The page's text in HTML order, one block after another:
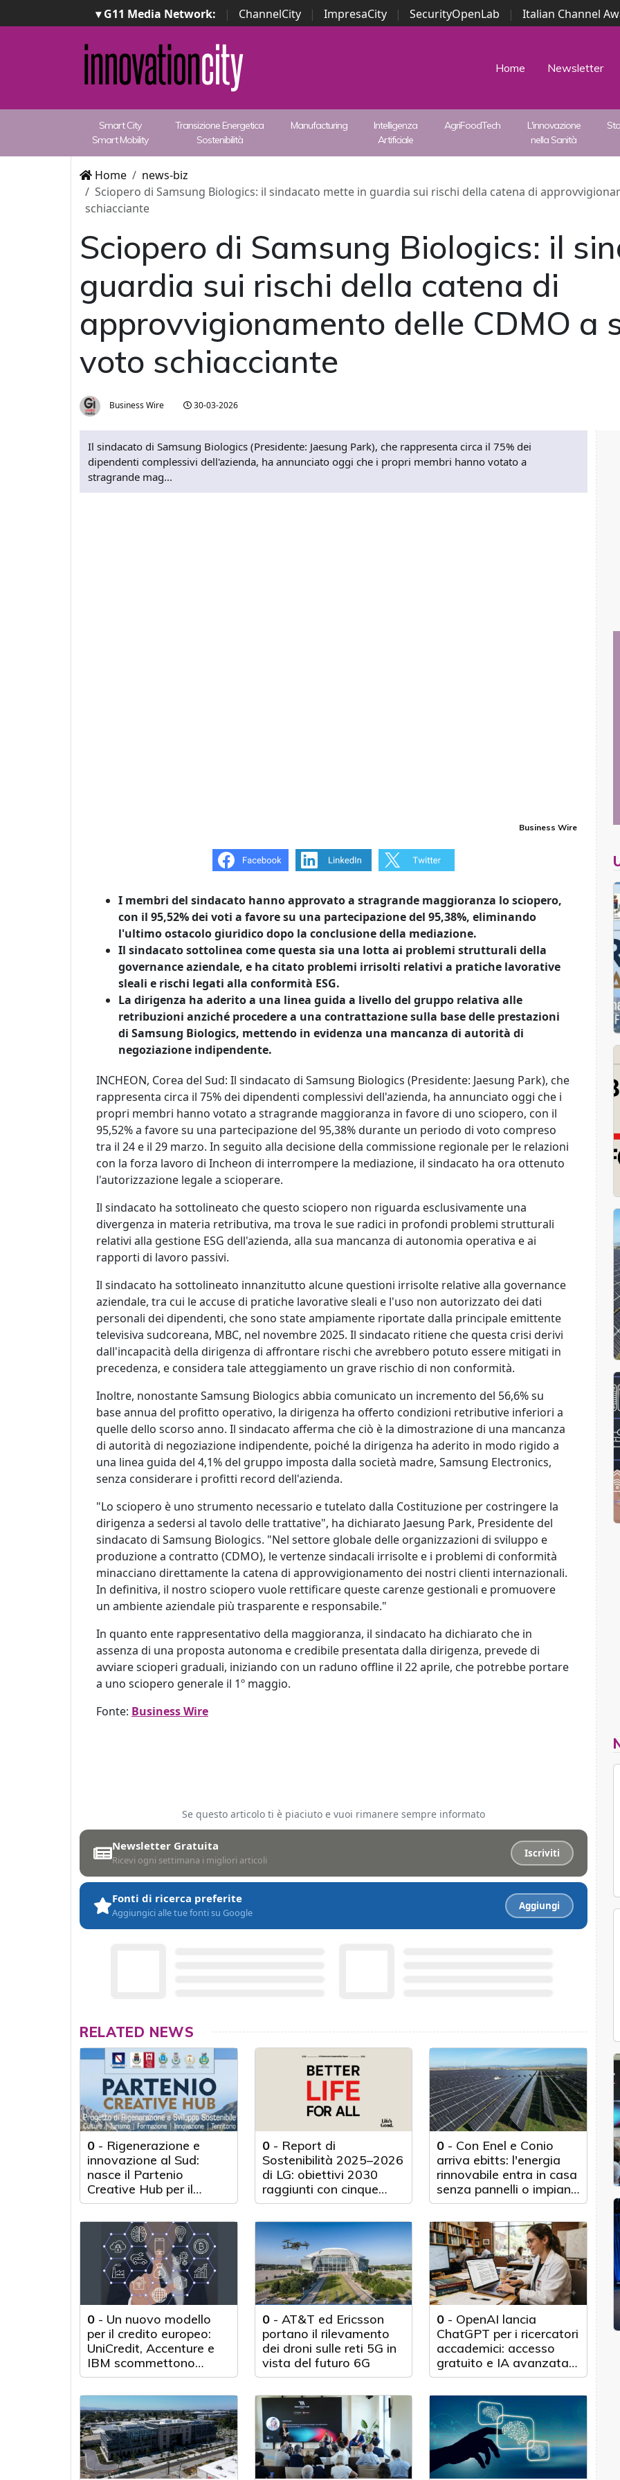
▾ G11 Media Network: | ChannelCity | ImpresaCity | SecurityOpenLab | Italian Channel
Security Awards | ...
Home Newsletter
Smart City
Smart Mobility
Transizione Energetica
Sostenibilità
Manufacturing
Intelligenza
Artificiale
AgriFoodTech
L'innovazione
nella Sanità
Home
news-biz
Sciopero di Samsung Biologics: il sindacato mette in guardia sui rischi della catena di
schiacciante
Sciopero di Samsung Biologics: il
guardia sui rischi della catena di
approvvigionamento delle CDMO a
voto schiacciante
Business Wire 30-03-2026
Il sindacato di Samsung Biologics (Presidente: Jaesung Park), che rappresenta circa il 75% dei
dipendenti complessivi dell'azienda, ha annunciato oggi che i propri membri hanno votato a
stragrande mag...
Business Wire
I membri del sindacato hanno approvato a stragrande maggioranza lo sciopero,
con il 95,52% dei voti a favore su una partecipazione del 95,38%, eliminando
l'ultimo ostacolo giuridico dopo la conclusione della mediazione.
Il sindacato sottolinea come questa sia una lotta ai problemi strutturali della
governance aziendale, e ha citato problemi irrisolti relativi a pratiche lavorative
sleali e rischi legati alla conformità ESG.
La dirigenza ha aderito a una linea guida a livello del gruppo relativa alle
retribuzioni anziché procedere a una contrattazione sulla base delle prestazioni
di Samsung Biologics, mettendo in evidenza una mancanza di autorità di
negoziazione indipendente.
INCHEON, Corea del Sud: Il sindacato di Samsung Biologics (Presidente: Jaesung Park), che
rappresenta circa il 75% dei dipendenti complessivi dell'azienda, ha annunciato oggi che i
propri membri hanno votato a stragrande maggioranza in favore di uno sciopero, con il
95,52% a favore su una partecipazione del 95,38% durante un periodo di voto compreso
tra il 24 e il 29 marzo. In seguito alla decisione della commissione regionale per le relazioni
con la forza lavoro di Incheon di interrompere la mediazione, il sindacato ha ora ottenuto
l'autorizzazione legale a scioperare.
Il sindacato ha sottolineato che questo sciopero non riguarda esclusivamente una
divergenza in materia retributiva, ma trova le sue radici in profondi problemi strutturali
relativi alla gestione ESG dell'azienda, alla sua mancanza di autonomia operativa e ai
rapporti di lavoro passivi.
Il sindacato ha sottolineato innanzitutto alcune questioni irrisolte relative alla governance
aziendale, tra cui le accuse di pratiche lavorative sleali e l'uso non autorizzato dei dati
personali dei dipendenti, che sono state ampiamente riportate dalla principale emittente
televisiva sudcoreana, MBC, nel novembre 2025. Il sindacato ritiene che questa crisi derivi
dall'incapacità della dirigenza di affrontare rischi che avrebbero potuto essere mitigati in
precedenza, e considera tale atteggiamento un grave rischio di non conformità.
Inoltre, nonostante Samsung Biologics abbia comunicato un incremento del 56,6% su
base annua del profitto operativo, la dirigenza ha offerto condizioni retributive inferiori a
quelle dello scorso anno. Il sindacato afferma che ciò è la dimostrazione di una mancanza
di autorità di negoziazione indipendente, poiché la dirigenza ha aderito in modo rigido a
una linea guida del 4,1% del gruppo imposta dalla società madre, Samsung Electronics,
senza considerare i profitti record dell'azienda.
"Lo sciopero è uno strumento necessario e tutelato dalla Costituzione per costringere la
dirigenza a sedersi al tavolo delle trattative", ha dichiarato Jaesung Park, Presidente del
sindacato di Samsung Biologics. "Nel settore globale delle organizzazioni di sviluppo e
produzione a contratto (CDMO), le vertenze sindacali irrisolte e i problemi di conformità
minacciano direttamente la catena di approvvigionamento dei nostri clienti internazionali.
In definitiva, il nostro sciopero vuole rettificare queste carenze gestionali e promuovere
un ambiente aziendale più trasparente e responsabile."
In quanto ente rappresentativo della maggioranza, il sindacato ha dichiarato che in
assenza di una proposta autonoma e credibile presentata dalla dirigenza, prevede di
avviare scioperi graduali, iniziando con un raduno offline il 22 aprile, che potrebbe portare
a uno sciopero generale il 1º maggio.
Fonte: Business Wire
Se questo articolo ti è piaciuto e vuoi rimanere sempre informato
Newsletter Gratuita
Ricevi ogni settimana i migliori articoli
Iscriviti
Fonti di ricerca preferite
Aggiungici alle tue fonti su Google
Aggiungi
RELATED NEWS
0 - Rigenerazione e
innovazione al Sud:
nasce il Partenio
Creative Hub per il
rilancio del territorio
0- Report di
Sostenibilità 2025–2026
di LG: obiettivi 2030
raggiunti con cinque
anni d'anticipo
0 - Con Enel e Conio
arriva ebitts: l'energia
rinnovabile entra in casa
senza pannelli o impianti
fisici
0 - Un nuovo modello
per il credito europeo:
UniCredit, Accenture e
IBM scommettono
sull'innovazione
tecnologica
0- AT&T ed Ericsson
portano il rilevamento
dei droni sulle reti 5G in
vista del futuro 6G
0 - OpenAI lancia
ChatGPT per i ricercatori
accademici: accesso
gratuito e IA avanzata
per 100.000 scienziati